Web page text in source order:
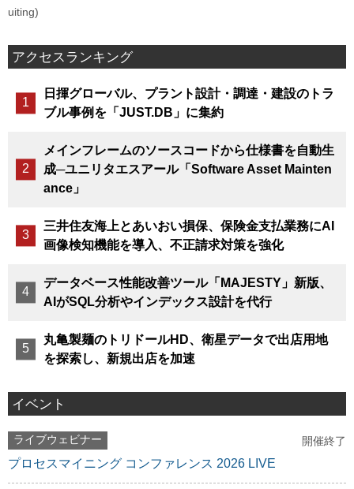
uiting)
アクセスランキング
日揮グローバル、プラント設計・調達・建設のトラ
ブル事例を「JUST.DB」に集約
メインフレームのソースコードから仕様書を自動生
成─ユニリタエスアール「Software Asset Mainten
ance」
三井住友海上とあいおい損保、保険金支払業務にAI
画像検知機能を導入、不正請求対策を強化
データベース性能改善ツール「MAJESTY」新版、
AIがSQL分析やインデックス設計を代行
丸亀製麺のトリドールHD、衛星データで出店用地
を探索し、新規出店を加速
イベント
ライブウェビナー 開催終了
プロセスマイニング コンファレンス 2026 LIVE